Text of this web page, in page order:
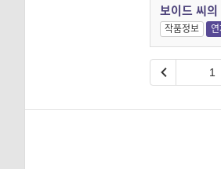
보이드 씨
작품정보
1